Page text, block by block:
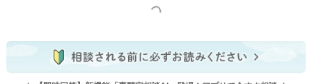
もっと見る